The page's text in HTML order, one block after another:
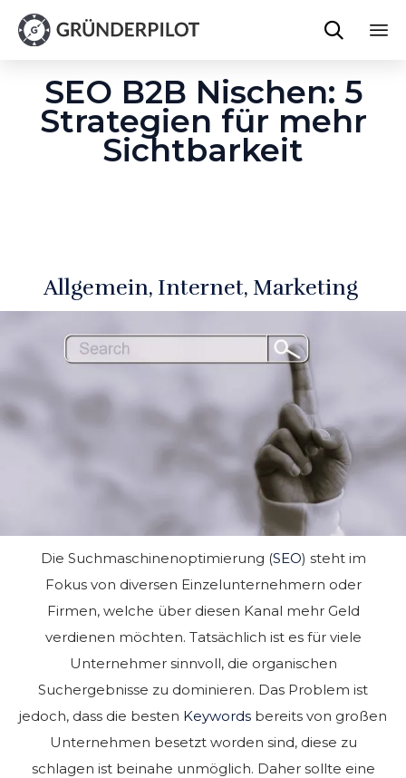

SEO B2B Nischen: 5
Strategien für mehr
Sichtbarkeit
Allgemein Internet Marketing
Die Suchmaschinenoptimierung (SEO) steht im
Fokus von diversen Einzelunternehmern oder
Firmen, welche über diesen Kanal mehr Geld
verdienen möchten. Tatsächlich ist es für viele
Unternehmer sinnvoll, die organischen
Suchergebnisse zu dominieren. Das Problem ist
jedoch, dass die besten Keywords bereits von großen
Unternehmen besetzt worden sind, diese zu
schlagen ist beinahe unmöglich. Daher sollte eine